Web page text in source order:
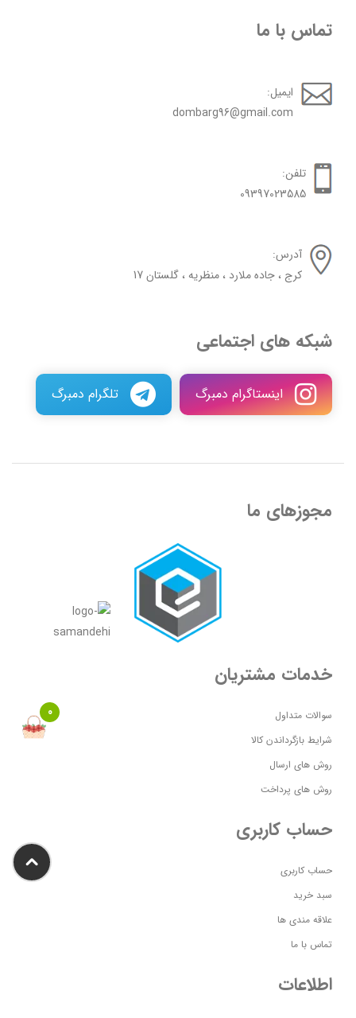
تماس با ما
ایمیل:
dombarg96@gmail.com
تلفن:
09397023585
آدرس:
کرج ، جاده ملارد ، منظریه ، گلستان 17
شبکه های اجتماعی
اینستاگرام دمبرگ تلگرام دمبرگ
مجوزهای ما
خدمات مشتریان
سوالات متداول
شرایط بازگرداندن کالا
روش های ارسال
روش های پرداخت
حساب کاربری
حساب کاربری
سبد خرید
علاقه مندی ها
تماس با ما
اطلاعات
0